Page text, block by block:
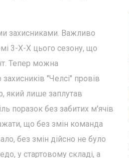
захисниками. Важливо
3-Х-Х цього сезону, що
Тепер можна
"Челсі" провів
який лише заплутав
поразок без забитих м'ячів
що без змін команда
без змін дійсно не було
у стартовому складі, а